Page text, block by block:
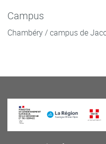
Campus
Chambéry / campus de